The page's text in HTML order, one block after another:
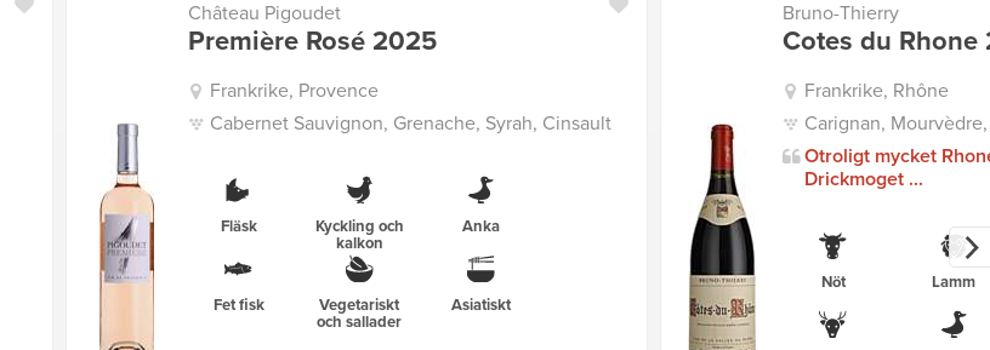
Château Pigoudet
Première Rosé 2025
Frankrike, Provence
Cabernet Sauvignon, Grenache, Syrah, Cinsault
Fläsk
Kyckling och
kalkon
Anka
Fet fisk Vegetariskt
och sallader
Asiatiskt
Bruno-Thierry
Cotes du Rhone
Frankrike, Rhône
Carignan,
Otroligt mycket
Drickmoget ...
Nöt Lamm